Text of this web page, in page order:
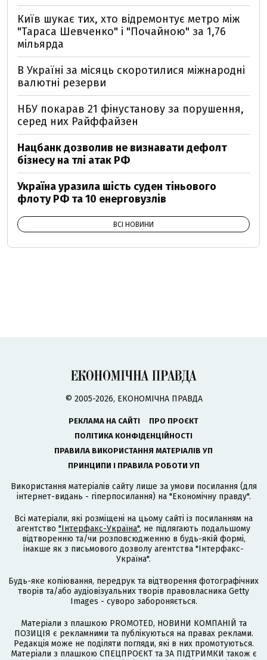
Київ шукає тих, хто відремонтує метро між
"Тараса Шевченко" і "Почайною" за 1,76
мільярда
В Україні за місяць скоротилися міжнародні
валютні резерви
НБУ покарав 21 фінустанову за порушення,
серед них Райффайзен
Нацбанк дозволив не визнавати дефолт
бізнесу на тлі атак РФ
Україна уразила шість суден тіньового
флоту РФ та 10 енерговузлів
ВСІ НОВИНИ
© 2005-2026, ЕКОНОМІЧНА ПРАВДА
РЕКЛАМА НА САЙТІ
ПРО ПРОЄКТ
ПОЛІТИКА КОНФІДЕНЦІЙНОСТІ
ПРАВИЛА ВИКОРИСТАННЯ МАТЕРІАЛІВ УП
ПРИНЦИПИ І ПРАВИЛА РОБОТИ УП
Використання матеріалів сайту лише за умови посилання (для
інтернет-видань - гіперпосилання) на "Економічну правду".
Всі матеріали, які розміщені на цьому сайті із посиланням на
агентство "Інтерфакс-Україна", не підлягають подальшому
відтворенню та/чи розповсюдженню в будь-якій формі,
інакше як з письмового дозволу агентства "Інтерфакс-
Україна".
Будь-яке копіювання, передрук та відтворення фотографічних
творів та/або аудіовізуальних творів правовласника Getty
Images - суворо забороняється.
Матеріали з плашкою PROMOTED, НОВИНИ КОМПАНІЙ та
ПОЗИЦІЯ є рекламними та публікуються на правах реклами.
Редакція може не поділяти погляди, які в них промотуються.
Матеріали з плашкою СПЕЦПРОЄКТ та ЗА ПІДТРИМКИ також є